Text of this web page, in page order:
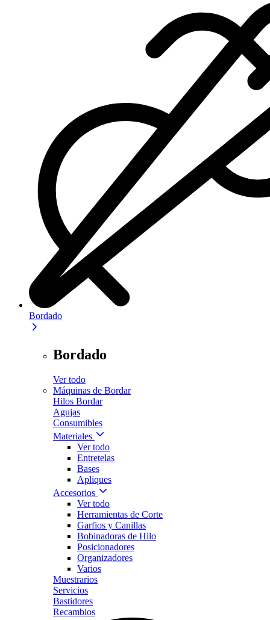
Bordado
Bordado
Ver todo
Máquinas de Bordar
Hilos Bordar
Agujas
Consumibles
Materiales
Ver todo
Entretelas
Bases
Apliques
Accesorios
Ver todo
Herramientas de Corte
Garfios y Canillas
Bobinadoras de Hilo
Posicionadores
Organizadores
Varios
Muestrarios
Servicios
Bastidores
Recambios